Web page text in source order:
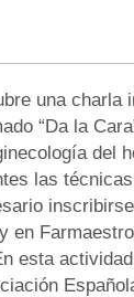
una
“Da la
del
las
en
esta